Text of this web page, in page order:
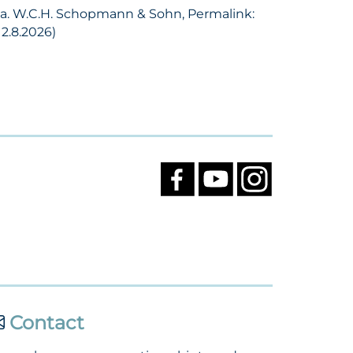
Schopmann & Sohn, Permalink:
Contact